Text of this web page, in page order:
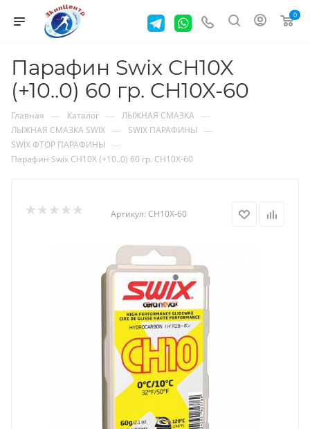
0
Парафин Swix CH10X
(+10..0) 60 гр. CH10X-60
Главная — Каталог — ЛЫЖНАЯ СМАЗКА —
ЛЫЖНАЯ СМАЗКА SWIX — SWIX ПАРАФИНЫ —
SWIX ФТОР ПАРАФИНЫ —
Парафин Swix CH10X (+10..0) 60 гр. CH10X-60
Артикул: CH10X-60